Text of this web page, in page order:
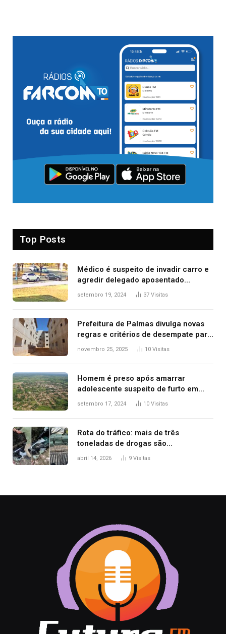
Top Posts
Médico é suspeito de invadir carro e
agredir delegado aposentado
durante confusão no trânsito
setembro 19, 2024 37 Visitas
Prefeitura de Palmas divulga novas
regras e critérios de desempate para
seleção de famílias no Minha Casa,
novembro 25, 2025 10 Visitas
Homem é preso após amarrar
adolescente suspeito de furto em
estaca de cerca e agredi-lo
setembro 17, 2024 10 Visitas
Rota do tráfico: mais de três
toneladas de drogas são
apreendidas no TO em três meses
abril 14, 2026 9 Visitas